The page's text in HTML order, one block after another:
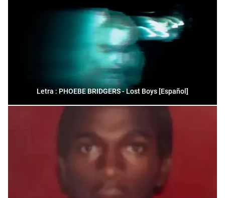
Letra : PHOEBE BRIDGERS - Lost Boys [Español]